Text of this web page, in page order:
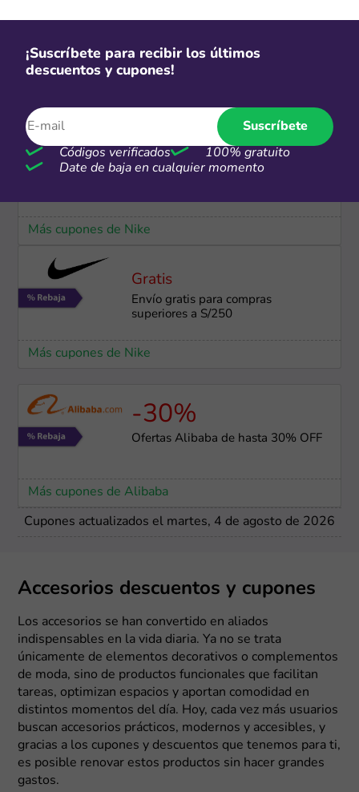
-50%
hasta 50%
6 CSI
Hasta 6 cuotas sin interés en Nike
Más cupones de Nike
Gratis
Envío gratis para compras
superiores a S/250
Más cupones de Nike
-30%
Ofertas Alibaba de hasta 30% OFF
Más cupones de Alibaba
Cupones actualizados el martes, 4 de agosto de 2026
¡Suscríbete para recibir los últimos
descuentos y cupones!
Suscríbete
Códigos verificados
100% gratuito
Date de baja en cualquier momento
Accesorios descuentos y cupones
Los accesorios se han convertido en aliados
indispensables en la vida diaria. Ya no se trata
únicamente de elementos decorativos o complementos
de moda, sino de productos funcionales que facilitan
tareas, optimizan espacios y aportan comodidad en
distintos momentos del día. Hoy, cada vez más usuarios
buscan accesorios prácticos, modernos y accesibles, y
gracias a los cupones y descuentos que tenemos para ti,
es posible renovar estos productos sin hacer grandes
gastos.